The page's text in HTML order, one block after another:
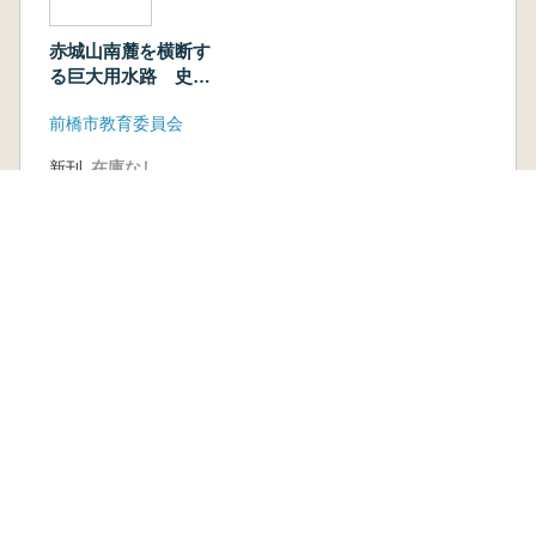
赤城山南麓を横断す
る巨大用水路 史
前橋市教育委員会
新刊 在庫なし